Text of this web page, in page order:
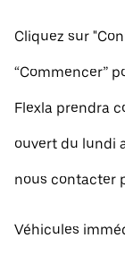
Cliquez sur
“Commencer”
Flexla prendra
ouvert du lundi
nous contacter
Véhicules